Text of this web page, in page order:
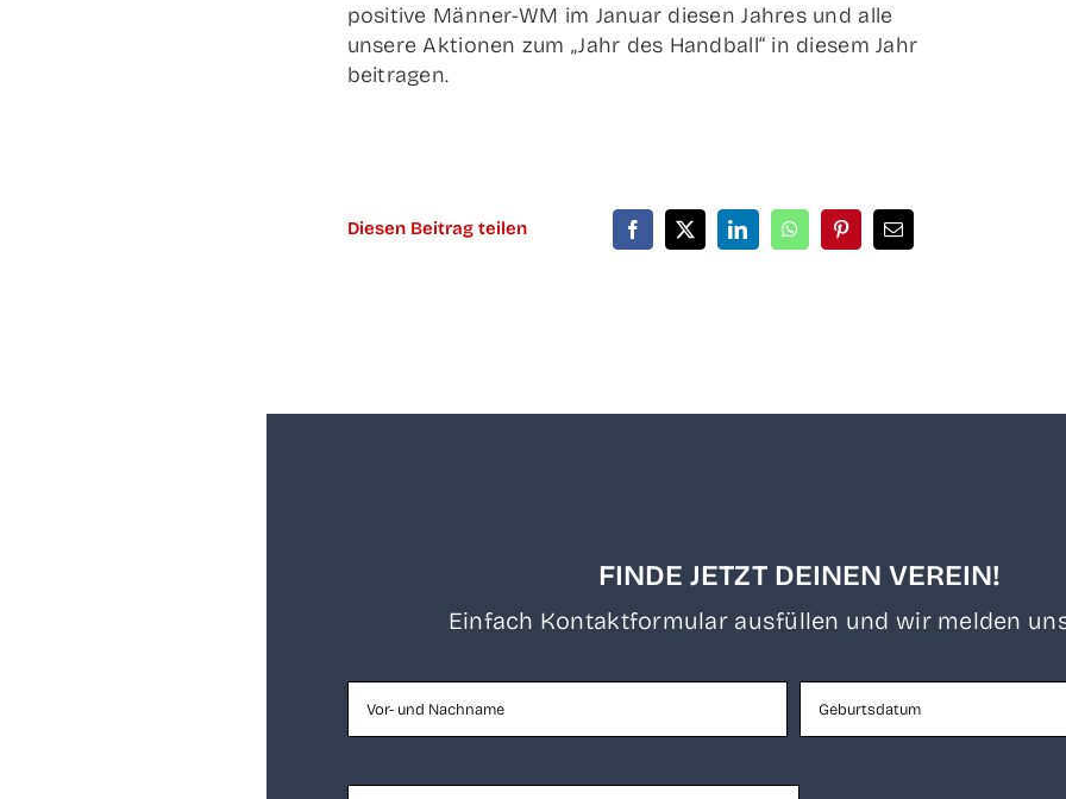
posi­ti­ve Män­­ner-WM im Janu­ar die­sen Jah­res und alle
unse­re Aktio­nen zum „Jahr des Hand­ball“ in die­sem Jahr
beitragen.
Die­sen Bei­trag teilen
FINDE JETZT DEINEN VEREIN!
Ein­fach Kon­takt­for­mu­lar aus­fül­len und wir mel­den